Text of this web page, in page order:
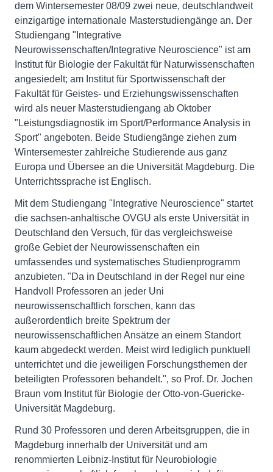
dem Wintersemester 08/09 zwei neue, deutschlandweit
einzigartige internationale Masterstudiengänge an. Der
Studiengang "Integrative
Neurowissenschaften/Integrative Neuroscience" ist am
Institut für Biologie der Fakultät für Naturwissenschaften
angesiedelt; am Institut für Sportwissenschaft der
Fakultät für Geistes- und Erziehungswissenschaften
wird als neuer Masterstudiengang ab Oktober
"Leistungsdiagnostik im Sport/Performance Analysis in
Sport" angeboten. Beide Studiengänge ziehen zum
Wintersemester zahlreiche Studierende aus ganz
Europa und Übersee an die Universität Magdeburg. Die
Unterrichtssprache ist Englisch.
Mit dem Studiengang "Integrative Neuroscience" startet
die sachsen-anhaltische OVGU als erste Universität in
Deutschland den Versuch, für das vergleichsweise
große Gebiet der Neurowissenschaften ein
umfassendes und systematisches Studienprogramm
anzubieten. "Da in Deutschland in der Regel nur eine
Handvoll Professoren an jeder Uni
neurowissenschaftlich forschen, kann das
außerordentlich breite Spektrum der
neurowissenschaftlichen Ansätze an einem Standort
kaum abgedeckt werden. Meist wird lediglich punktuell
unterrichtet und die jeweiligen Forschungsthemen der
beteiligten Professoren behandelt.", so Prof. Dr. Jochen
Braun vom Institut für Biologie der Otto-von-Guericke-
Universität Magdeburg.
Rund 30 Professoren und deren Arbeitsgruppen, die in
Magdeburg innerhalb der Universität und am
renommierten Leibniz-Institut für Neurobiologie